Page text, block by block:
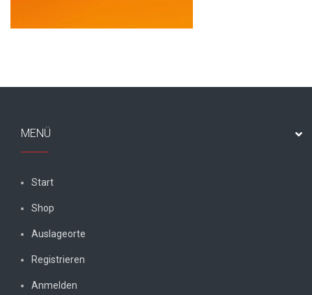
MENÜ
Start
Shop
Auslageorte
Registrieren
Anmelden